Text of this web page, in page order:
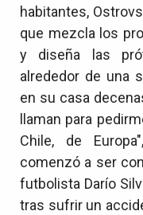
habitantes,
que mezcla los
y diseña las
alrededor de una
en su casa
llaman para
Chile, de
comenzó a ser
futbolista Darío
tras sufrir un